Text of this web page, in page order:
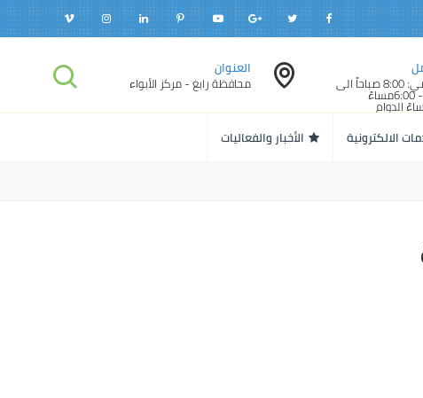
الدوام الرسمي: 8:00 صباحاً الى
12:00مساءً - 6:00مساءً
مساءً الدوام
شهر رمضان
المبارك : 10:00 صباحاً الى
1:00مساءً - 09:30مساءً
العنوان
محافظة رابغ - مركز الأبواء
الالكترونية الأخبار والفعاليات